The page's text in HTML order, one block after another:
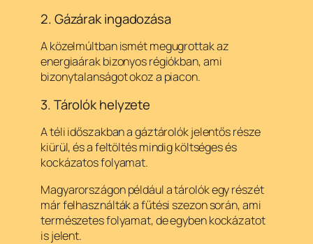
2. Gázárak ingadozása
A közelmúltban ismét megugrottak az
energiaárak bizonyos régiókban, ami
bizonytalanságot okoz a piacon.
3. Tárolók helyzete
A téli időszakban a gáztárolók jelentős része
kiürül, és a feltöltés mindig költséges és
kockázatos folyamat.
Magyarországon például a tárolók egy részét
már felhasználták a fűtési szezon során, ami
természetes folyamat, de egyben kockázatot
is jelent.